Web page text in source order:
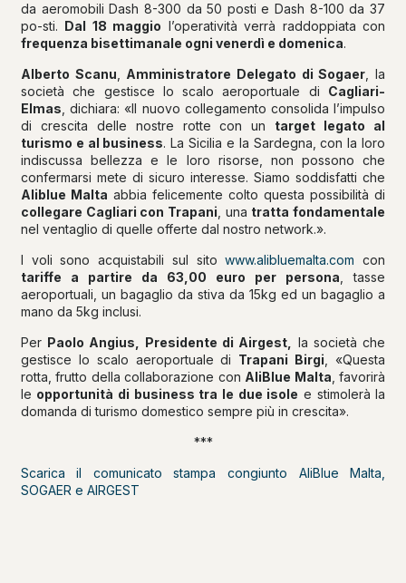
da aeromobili Dash 8-300 da 50 posti e Dash 8-100 da 37
po-sti. Dal 18 maggio l’operatività verrà raddoppiata con
frequenza bisettimanale ogni venerdì e domenica.
Alberto Scanu
Amministratore Delegato di Sogaer , la
società che gestisce lo scalo aeroportuale di Cagliari-
Elmas , dichiara: «Il nuovo collegamento consolida l’impulso
di crescita delle nostre rotte con un target legato al
turismo e al business. La Sicilia e la Sardegna, con la loro
indiscussa bellezza e le loro risorse, non possono che
confermarsi mete di sicuro interesse. Siamo soddisfatti che
Aliblue Malta abbia felicemente colto questa possibilità di
collegare Cagliari con Trapani , una tratta fondamentale
nel ventaglio di quelle offerte dal nostro network.».
I voli sono acquistabili sul sitowww.alibluemalta.com con
tariffe a partire da 63,00 euro per persona , tasse
aeroportuali, un bagaglio da stiva da 15kg ed un bagaglio a
mano da 5kg inclusi.
Per Paolo Angius, Presidente di Airgest,
la società che
gestisce lo scalo aeroportuale di Trapani Birgi , «Questa
rotta, frutto della collaborazione con AliBlue Malta , favorirà
le opportunità di business tra le due isole e stimolerà la
domanda di turismo domestico sempre più in crescita».
***
Scarica il comunicato stampa congiunto AliBlue Malta,
SOGAER e AIRGEST